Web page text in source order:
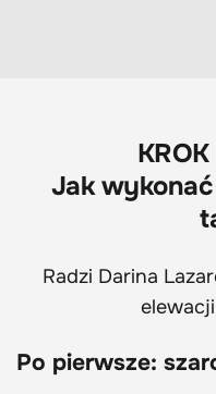
Jak
Radzi Darina
Po pierwsze: